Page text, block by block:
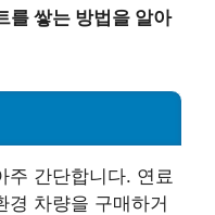
를 쌓는 방법을 알아
주 간단합니다. 연료
경 차량을 구매하거